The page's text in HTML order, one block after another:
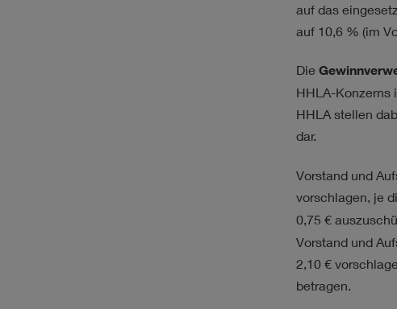
auf das
auf 10,6 % (im
Die
HHLA-Konzerns
HHLA stellen
dar.
Vorstand und
vorschlagen, je
0,75 €
Vorstand und
2,10 €
betragen.